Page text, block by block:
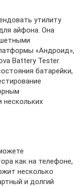
утилиту
айфона. Она
«Андроид»,
Battery Tester.
батарейки,
нескольких
как на телефоне,
несколько
и долгий